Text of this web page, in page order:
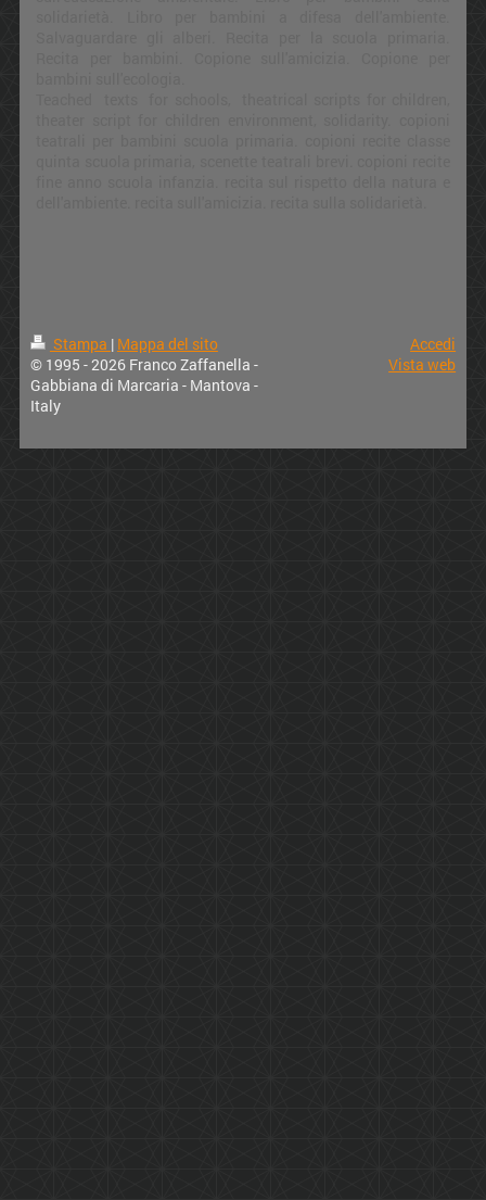
Stampa | Mappa del sito
© 1995 - 2026 Franco Zaffanella -
Gabbiana di Marcaria - Mantova -
Italy
Accedi
Vista web